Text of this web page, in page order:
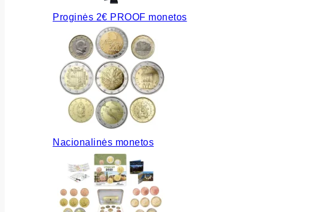
Proginės 2€ PROOF monetos
Nacionalinės monetos